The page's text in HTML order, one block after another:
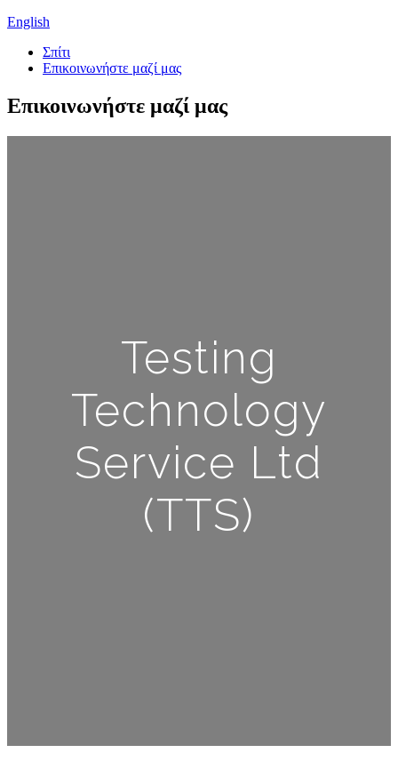
English
Σπίτι
Επικοινωνήστε μαζί μας
Επικοινωνήστε μαζί μας
Testing
Technology
Service Ltd
(TTS)